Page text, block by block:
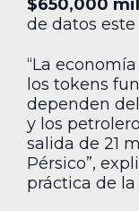
$650,000
de datos este
“La
los tokens
dependen
y los
salida de 21
Pérsico”,
práctica de la